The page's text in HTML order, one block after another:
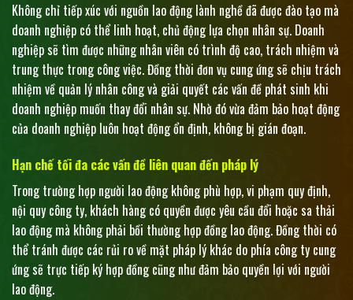
Không chỉ tiếp xúc với nguồn lao động lành nghề đã được đào tạo mà
doanh nghiệp có thể linh hoạt, chủ động lựa chọn nhân sự. Doanh
nghiệp sẽ tìm được những nhân viên có trình độ cao, trách nhiệm và
trung thực trong công việc. Đồng thời đơn vụ cung ứng sẽ chịu trách
nhiệm về quản lý nhân công và giải quyết các vấn đề phát sinh khi
doanh nghiệp muốn thay đổi nhân sự. Nhờ đó vừa đảm bảo hoạt động
của doanh nghiệp luôn hoạt động ổn định, không bị gián đoạn.
Hạn chế tối đa các vấn đề liên quan đến pháp lý
Trong trường hợp người lao động không phù hợp, vi phạm quy định,
nội quy công ty, khách hàng có quyền được yêu cầu đổi hoặc sa thải
lao động mà không phải bồi thường hợp đồng lao động. Đồng thời có
thể tránh được các rủi ro về mặt pháp lý khác do phía công ty cung
ứng sẽ trực tiếp ký hợp đồng cũng như đảm bảo quyền lợi với người
lao động.